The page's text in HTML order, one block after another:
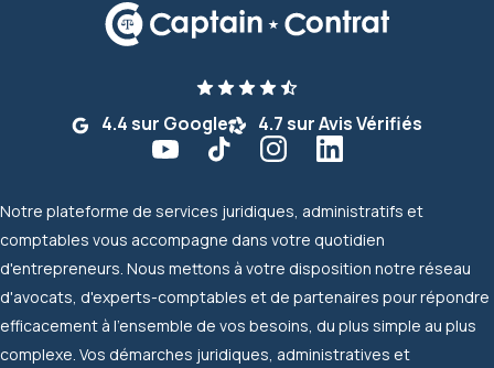
4.4 sur Google 4.7 sur Avis Vérifiés
Notre plateforme de services juridiques, administratifs et
comptables vous accompagne dans votre quotidien
d'entrepreneurs. Nous mettons à votre disposition notre réseau
d'avocats, d'experts-comptables et de partenaires pour répondre
efficacement à l'ensemble de vos besoins, du plus simple au plus
complexe. Vos démarches juridiques, administratives et